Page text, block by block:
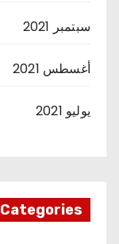
سبتمبر 2021
أغسطس 2021
يوليو 2021
Categories